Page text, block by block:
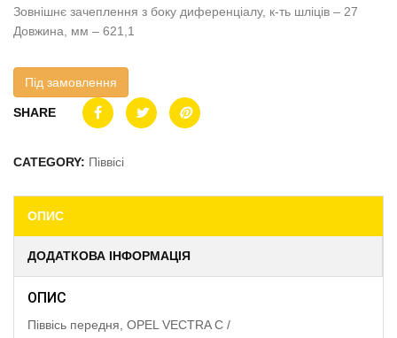
Зовнішнє зачеплення з боку диференціалу, к-ть шліців – 27
Довжина, мм – 621,1
Під замовлення
SHARE
CATEGORY: Піввісі
ОПИС
ДОДАТКОВА ІНФОРМАЦІЯ
ОПИС
Піввісь передня, OPEL VECTRA C /